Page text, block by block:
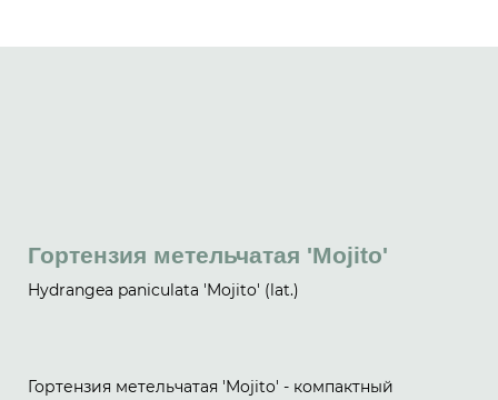
Гортензия метельчатая 'Mojito'
Hydrangea paniculata 'Mojito' (lat.)
Гортензия метельчатая 'Mojito' - компактный